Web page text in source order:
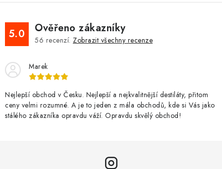
5.0 Ověřeno zákazníky
56 recenzí. Zobrazit všechny recenze
Marek
Nejlepší obchod v Česku. Nejlepší a nejkvalitnější destiláty, přitom
ceny velmi rozumné. A je to jeden z mála obchodů, kde si Vás jako
stálého zákazníka opravdu váží. Opravdu skvělý obchod!